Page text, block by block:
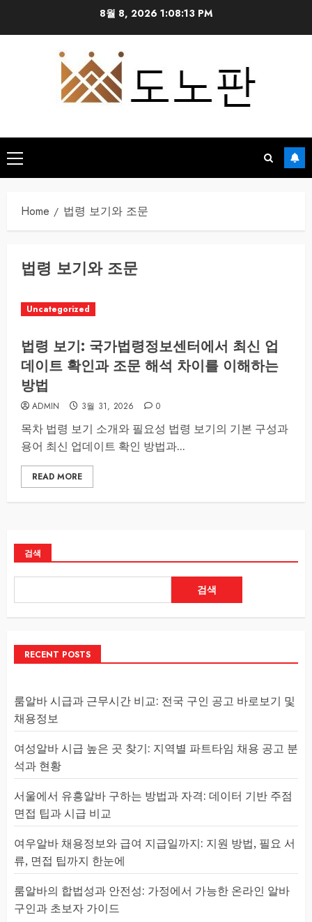
8월 8, 2026 1:08:13 PM
Primary
Menu
Home 법령 보기와 조문
법령 보기와 조문
Uncategorized
법령 보기: 국가법령정보센터에서 최신 업
데이트 확인과 조문 해석 차이를 이해하는
방법
ADMIN 3월 31, 2026 0
목차 법령 보기 소개와 필요성 법령 보기의 기본 구성과
용어 최신 업데이트 확인 방법과...
READ MORE
검색
검색
RECENT POSTS
룸알바 시급과 근무시간 비교: 전국 구인 공고 바로보기 및
채용정보
여성알바 시급 높은 곳 찾기: 지역별 파트타임 채용 공고 분
석과 현황
서울에서 유흥알바 구하는 방법과 자격: 데이터 기반 주점
면접 팁과 시급 비교
여우알바 채용정보와 급여 지급일까지: 지원 방법, 필요 서
류, 면접 팁까지 한눈에
룸알바의 합법성과 안전성: 가정에서 가능한 온라인 알바
구인과 초보자 가이드